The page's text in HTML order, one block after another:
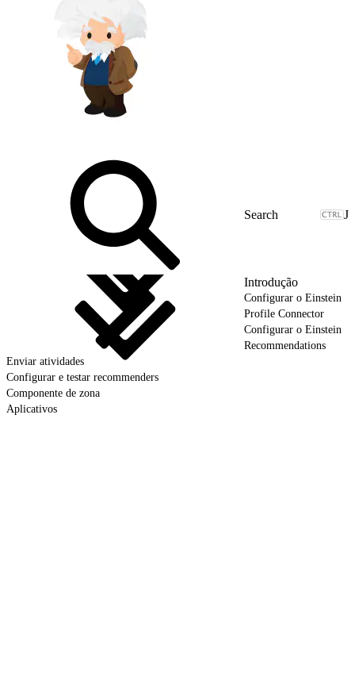
J
Introdução
Configurar o Einstein
Profile Connector
Configurar o Einstein
Recommendations
Enviar atividades
Configurar e testar recommenders
Componente de zona
Aplicativos